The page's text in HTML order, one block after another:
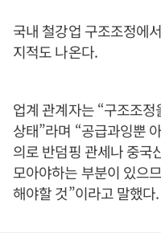
국내 철강업 구조조정에
지적도 나온다.
업계 관계자는 “구조조
상태”라며 “공급과잉뿐
의로 반덤핑 관세나 중국
모아야하는 부분이 있으
해야할 것”이라고 말했